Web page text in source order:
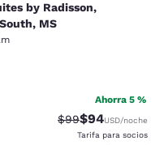
by Radisson,
by Radisson,
MS
Bueno. 362 reseñas
Ahorra 5 %
Precio tachado:
$99Precio con
$94USD/noche
Tarifa para socios